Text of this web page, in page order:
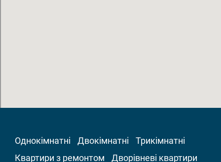
Однокімнатні Двокімнатні
Трикімнатні
Квартири з ремонтом
Дворівневі квартири